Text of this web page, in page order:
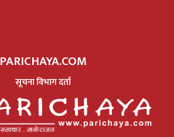
PARICHAYA.COM
सूचना विभाग दर्ता